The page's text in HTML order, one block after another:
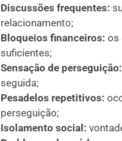
Discussões frequentes:
relacionamento;
Bloqueios financeiros: os
suficientes;
Sensação de perseguição:
seguida;
Pesadelos repetitivos:
perseguição;
Isolamento social: